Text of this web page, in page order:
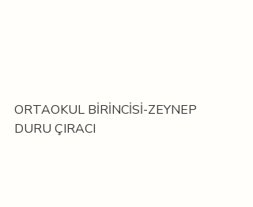
ORTAOKUL BİRİNCİSİ-ZEYNEP
DURU ÇIRACI